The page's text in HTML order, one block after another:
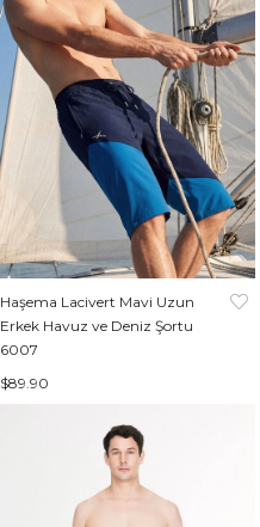
Haşema Lacivert Mavi Uzun
Erkek Havuz ve Deniz Şortu
6007
$89.90